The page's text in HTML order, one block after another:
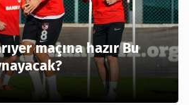
maçına hazır Bu